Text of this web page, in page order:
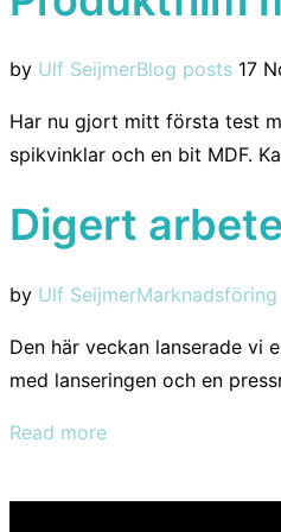
by Ulf SeijmerBlog posts 17
Har nu gjort mitt första test
spikvinklar och en bit MDF.
Digert arbete
by Ulf SeijmerMarknadsföring
Den här veckan lanserade vi
med lanseringen och en
Read more“Digert